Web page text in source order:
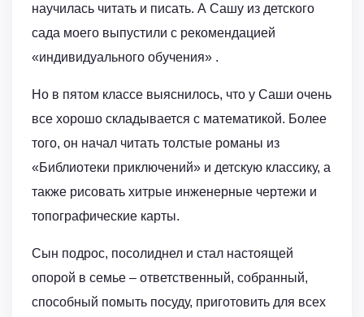
научилась читать и писать. А Сашу из детского
сада моего выпустили с рекомендацией
«индивидуального обучения» .
Но в пятом классе выяснилось, что у Саши очень
все хорошо складывается с математикой. Более
того, он начал читать толстые романы из
«Библиотеки приключений» и детскую классику, а
также рисовать хитрые инженерные чертежи и
топографические карты.
Сын подрос, посолиднел и стал настоящей
опорой в семье – ответственный, собранный,
способный помыть посуду, приготовить для всех